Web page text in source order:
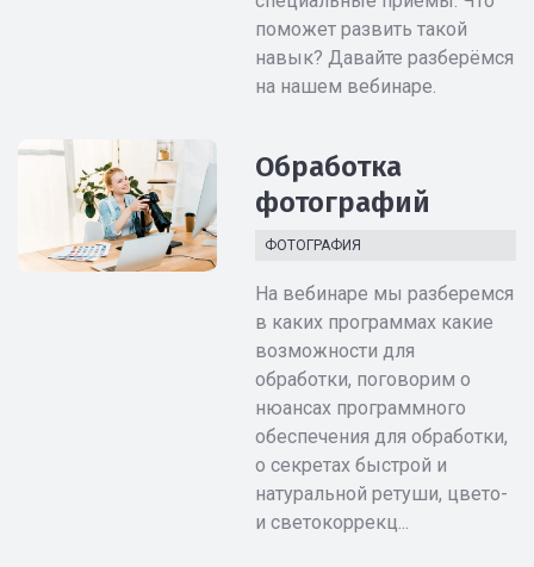
поможет развить такой
навык? Давайте разберёмся
на нашем вебинаре.
Обработка
фотографий
ФОТОГРАФИЯ
На вебинаре мы разберемся
в каких программах какие
возможности для
обработки, поговорим о
нюансах программного
обеспечения для обработки,
о секретах быстрой и
натуральной ретуши, цвето-
и светокоррекц...